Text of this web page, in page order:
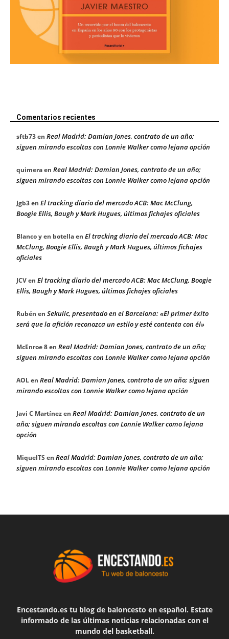
Comentarios recientes
sftb73en Real Madrid: Damian Jones, contrato de un año;
siguen mirando escoltas con Lonnie Walker como lejana opción
quimeraen Real Madrid: Damian Jones, contrato de un año;
siguen mirando escoltas con Lonnie Walker como lejana opción
Jgb3en El tracking diario del mercado ACB: Mac McClung,
Boogie Ellis, Baugh y Mark Hugues, últimos fichajes oficiales
Blanco y en botellaen El tracking diario del mercado ACB: Mac
McClung, Boogie Ellis, Baugh y Mark Hugues, últimos fichajes
oficiales
JCVen El tracking diario del mercado ACB: Mac McClung, Boogie
Ellis, Baugh y Mark Hugues, últimos fichajes oficiales
Rubén en Sekulic, presentado en el Barcelona: «El primer éxito
será que la afición reconozca un estilo y esté contenta con él»
McEnroe 8en Real Madrid: Damian Jones, contrato de un año;
siguen mirando escoltas con Lonnie Walker como lejana opción
AOLen Real Madrid: Damian Jones, contrato de un año; siguen
mirando escoltas con Lonnie Walker como lejana opción
Javi C Martínezen Real Madrid: Damian Jones, contrato de un
año; siguen mirando escoltas con Lonnie Walker como lejana
opción
MiquelTS en Real Madrid: Damian Jones, contrato de un año;
siguen mirando escoltas con Lonnie Walker como lejana opción
Encestando.es tu blog de baloncesto en español. Estate
informado de las últimas noticias relacionadas con el
mundo del basketball.